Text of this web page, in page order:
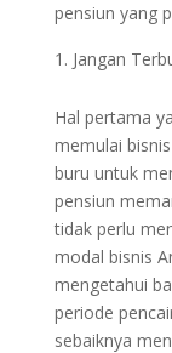
pensiun yang
Jangan
Hal pertama
memulai
buru untuk
pensiun
tidak perlu
modal bisnis
mengetahui
periode
sebaiknya